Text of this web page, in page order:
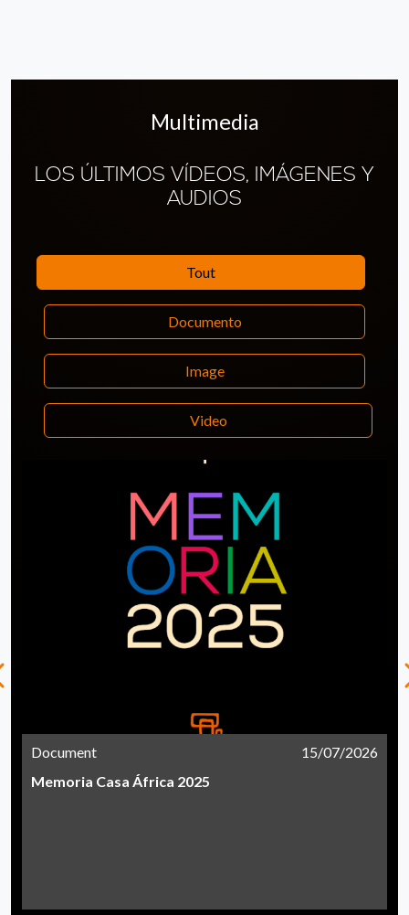
Multimedia
LOS ÚLTIMOS VÍDEOS, IMÁGENES Y
AUDIOS
Tout
Documento
Image
Video
Document
15/07/2026
Memoria Casa África 2025